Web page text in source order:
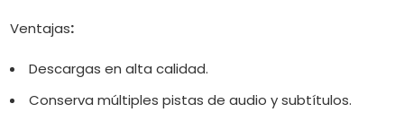
Ventajas:
Descargas en alta calidad.
Conserva múltiples pistas de audio y subtítulos.